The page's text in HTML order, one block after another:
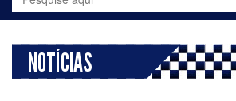
NOTÍCIAS